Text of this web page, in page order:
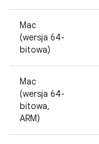
Mac
(wersja 64-
bitowa)
Mac
(wersja 64-
bitowa,
ARM)